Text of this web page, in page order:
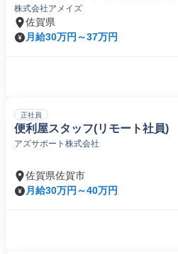
株式会社アメイズ
佐賀県
月給30万円～37万円
正社員
便利屋スタッフ(リモート社員)
アズサポート株式会社
佐賀県佐賀市
月給30万円～40万円